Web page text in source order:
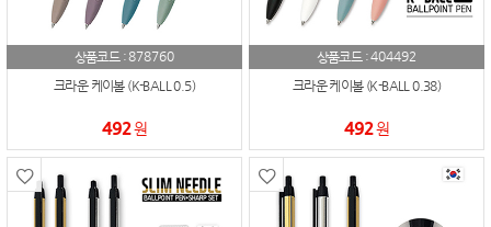
상품코드 :878760
크라운 케이볼 (K-BALL 0.5)
492원
상품코드 :404492
크라운 케이볼 (K-BALL 0.38)
492원